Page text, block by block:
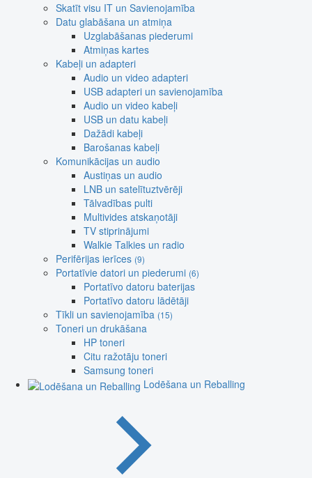
Skatīt visu IT un Savienojamība
Datu glabāšana un atmiņa
Uzglabāšanas piederumi
Atmiņas kartes
Kabeļi un adapteri
Audio un video adapteri
USB adapteri un savienojamība
Audio un video kabeļi
USB un datu kabeļi
Dažādi kabeļi
Barošanas kabeļi
Komunikācijas un audio
Austiņas un audio
LNB un satelītuztvērēji
Tālvadības pulti
Multivides atskaņotāji
TV stiprinājumi
Walkie Talkies un radio
Perifērijas ierīces (9)
Portatīvie datori un piederumi (6)
Portatīvo datoru baterijas
Portatīvo datoru lādētāji
Tīkli un savienojamība (15)
Toneri un drukāšana
HP toneri
Citu ražotāju toneri
Samsung toneri
Lodēšana un Reballing